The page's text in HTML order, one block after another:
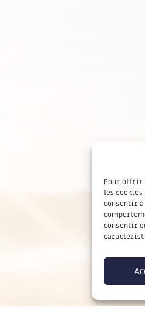
Pour offrir
les
consentir
consentir